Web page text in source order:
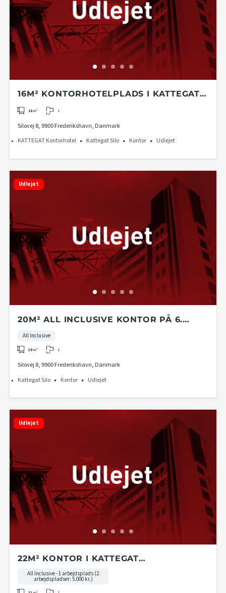
16M² KONTORHOTELPLADS I KATTEGAT
KONTORHOTEL PÅ 4. ETAGE I KATTEGAT
16m² 1
Silovej 8, 9900 Frederikshavn, Danmark
KATTEGAT Kontorhotel
Kattegat Silo Kontor Udlejet
Udlejet
20M² ALL INCLUSIVE KONTOR PÅ 6.
ETAGE I KATTEGAT SILO
All Inclusive
20m² 1
Silovej 8, 9900 Frederikshavn, Danmark
Kattegat Silo
Kontor Udlejet
Udlejet
22M² KONTOR I KATTEGAT
KONTORHOTEL PÅ 2. ETAGE I KATTEGAT
SILO
All Inclusive - 1 arbejdsplads (2
arbejdspladser: 5.000 kr.)